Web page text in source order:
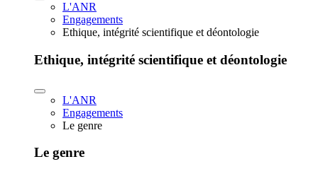
L'ANR
Engagements
Ethique, intégrité scientifique et déontologie
Ethique, intégrité scientifique et déontologie
L'ANR
Engagements
Le genre
Le genre